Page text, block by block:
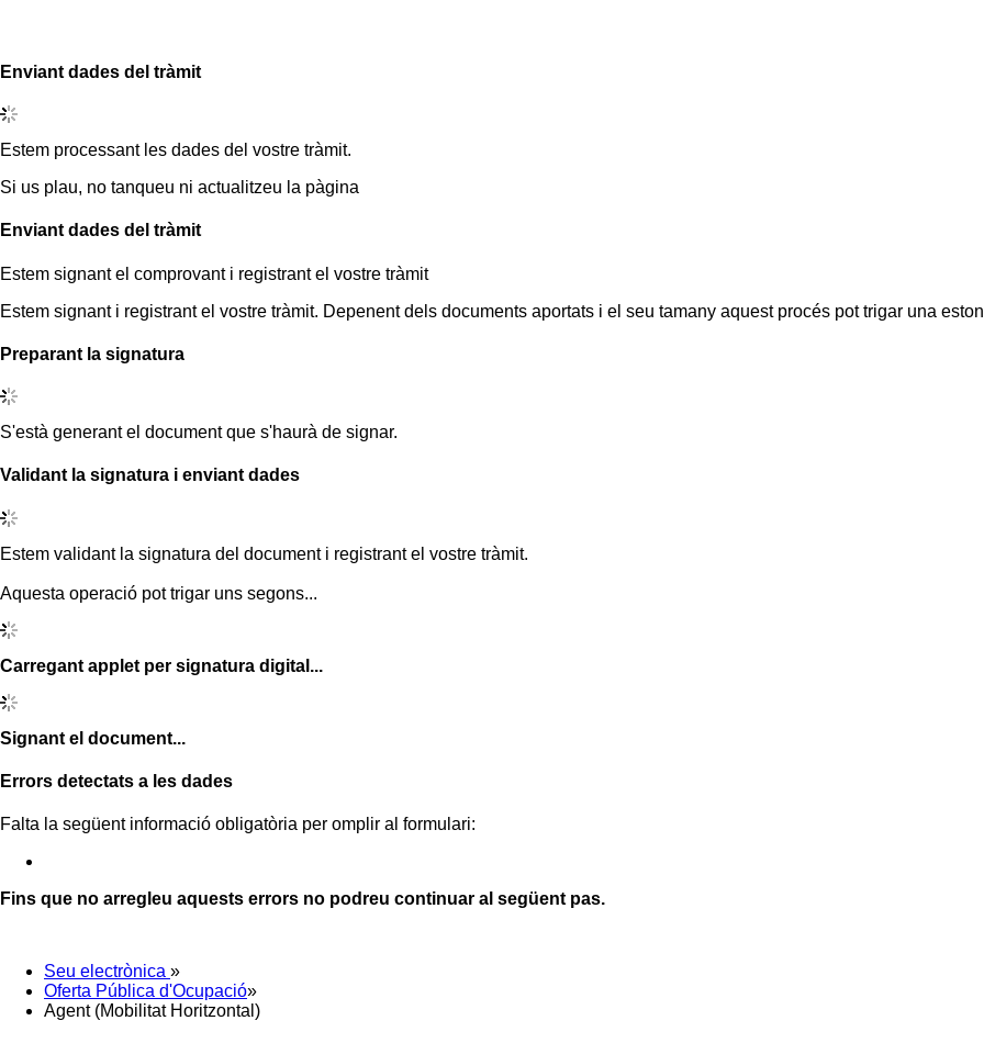
Enviant dades del tràmit
Estem processant les dades del vostre tràmit.
Si us plau, no tanqueu ni actualitzeu la pàgina
Enviant dades del tràmit
Estem signant el comprovant i registrant el vostre tràmit
Estem signant i registrant el vostre tràmit. Depenent dels documents aportats i el seu tamany aquest procés pot trigar una
Preparant la signatura
S'està generant el document que s'haurà de signar.
Validant la signatura i enviant dades
Estem validant la signatura del document i registrant el vostre tràmit.
Aquesta operació pot trigar uns segons...
Carregant applet per signatura digital...
Signant el document...
Errors detectats a les dades
Falta la següent informació obligatòria per omplir al formulari:
Fins que no arregleu aquests errors no podreu continuar al següent pas.
Seu electrònica »
Oferta Pública d'Ocupació»
Agent (Mobilitat Horitzontal)